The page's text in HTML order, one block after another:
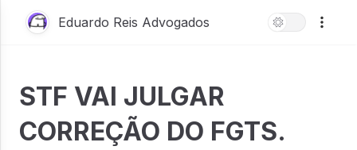
Eduardo Reis Advogados
STF VAI JULGAR
CORREÇÃO DO FGTS.